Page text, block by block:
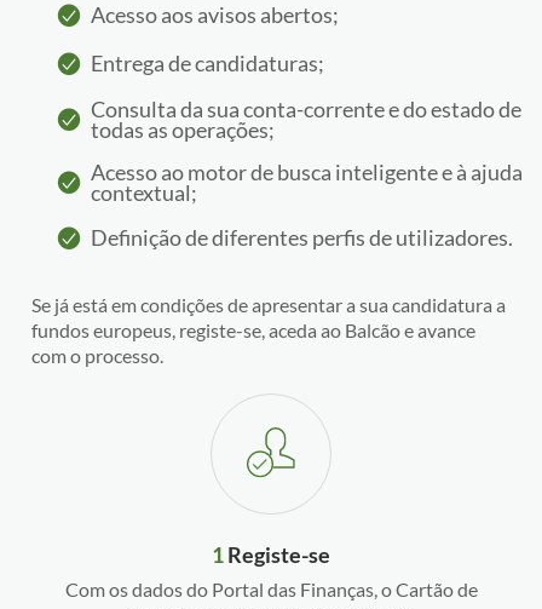
Acesso aos avisos abertos;
Entrega de candidaturas;
Consulta da sua conta-corrente e do estado de
todas as operações;
Acesso ao motor de busca inteligente e à ajuda
contextual;
Definição de diferentes perfis de utilizadores.
Se já está em condições de apresentar a sua candidatura a
fundos europeus, registe-se, aceda ao Balcão e avance
com o processo.
1Registe-se
Com os dados do Portal das Finanças, o Cartão de